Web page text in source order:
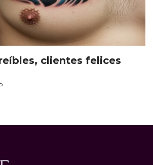
clientes felices